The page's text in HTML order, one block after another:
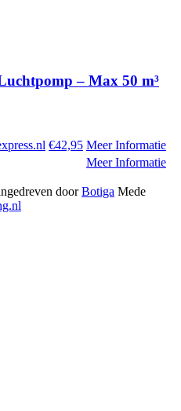
– Max 50 m³
€42,95 Meer Informatie
Meer Informatie
doorBotiga Mede